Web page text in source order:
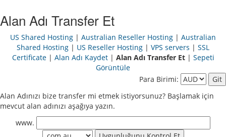
Alan Adı Transfer Et
US Shared Hosting | Australian Reseller Hosting | Australian
Shared Hosting | US Reseller Hosting | VPS servers | SSL
Certificate| Alan Adı Kaydet| Alan Adı Transfer Et| Sepeti
Görüntüle
Para Birimi:
Alan Adınızı bize transfer mi etmek istiyorsunuz? Başlamak için
mevcut alan adınızı aşağıya yazın.
www.